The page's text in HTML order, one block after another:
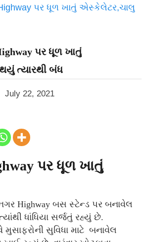
પર ધૂળ ખાતું
ત્યારથી બંધ
July 22, 2021
પર ધૂળ ખાતું
Highway બસ સ્ટેન્ડ પર બનાવેલ
ધાંધિયા સર્જતું રહ્યું છે.
સુવિધા માટે બનાવેલ